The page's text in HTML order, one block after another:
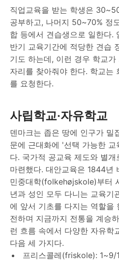
직업교육을 받는 학생은
공부하고, 나머지 50~70% 정
합 등에서 견습생으로 일한다.
반기 교육기간에 적당한 견습
기도 하는데, 이런 경우 학교
자리를 찾아줘야 한다. 학교는
를 요청한다.
사립학교·자유학교
덴마크는 좁은 땅에 인구가 밀
문에 근대화에 '선택 가능한
다. 국가적 공교육 제도와 별
마련했다. 대안교육은 1844년
민중대학(folkehøjskole)부터
년과 성인 모두 다니는 교육기
에 앞서 기초를 다지는 역할을
전하며 지금까지 전통을 계승
런 흐름 속에서 다양한 자유학
다음 세 가지다.
프리스콜레(friskole): 1~9/